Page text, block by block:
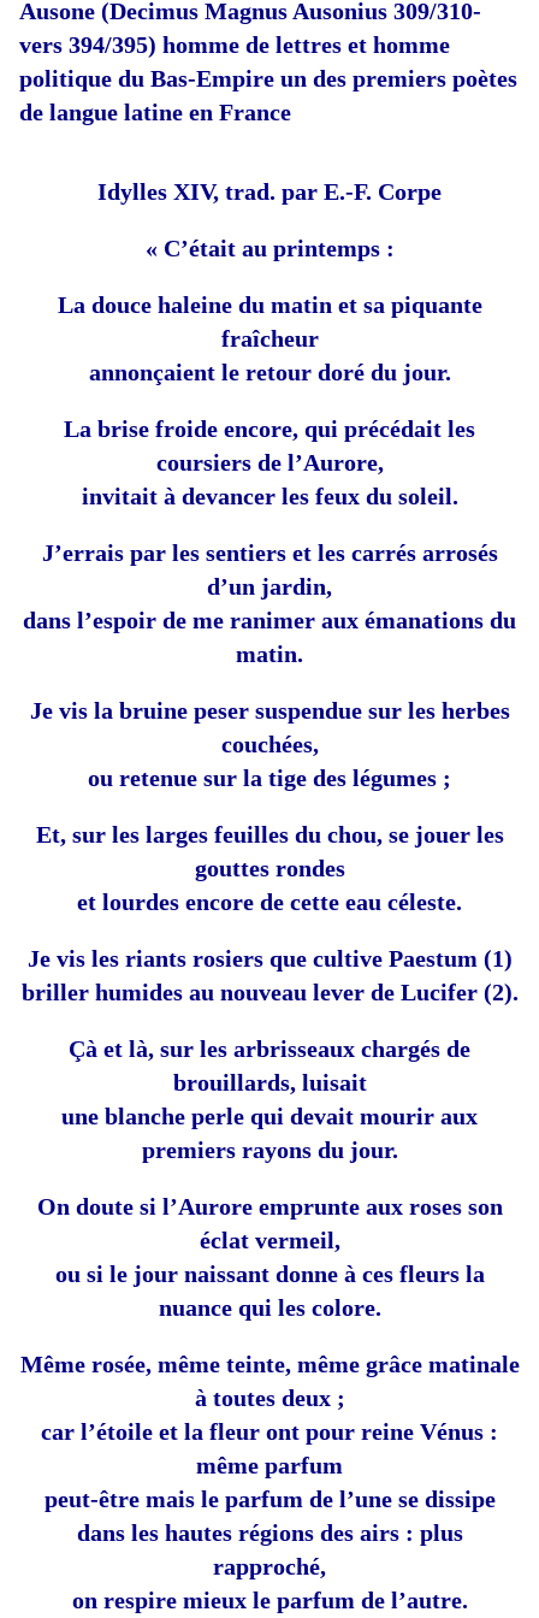
Ausone (Decimus Magnus Ausonius 309/310-
vers 394/395) homme de lettres et homme
politique du Bas-Empire un des premiers poètes
de langue latine en France
Idylles XIV, trad. par E.-F. Corpe
« C’était au printemps :
La douce haleine du matin et sa piquante
fraîcheur
annonçaient le retour doré du jour.
La brise froide encore, qui précédait les
coursiers de l’Aurore,
invitait à devancer les feux du soleil.
J’errais par les sentiers et les carrés arrosés
d’un jardin,
dans l’espoir de me ranimer aux émanations du
matin.
Je vis la bruine peser suspendue sur les herbes
couchées,
ou retenue sur la tige des légumes ;
Et, sur les larges feuilles du chou, se jouer les
gouttes rondes
et lourdes encore de cette eau céleste.
Je vis les riants rosiers que cultive Paestum (1)
briller humides au nouveau lever de Lucifer (2).
Çà et là, sur les arbrisseaux chargés de
brouillards, luisait
une blanche perle qui devait mourir aux
premiers rayons du jour.
On doute si l’Aurore emprunte aux roses son
éclat vermeil,
ou si le jour naissant donne à ces fleurs la
nuance qui les colore.
Même rosée, même teinte, même grâce matinale
à toutes deux ;
car l’étoile et la fleur ont pour reine Vénus :
même parfum
peut-être mais le parfum de l’une se dissipe
dans les hautes régions des airs : plus
rapproché,
on respire mieux le parfum de l’autre.